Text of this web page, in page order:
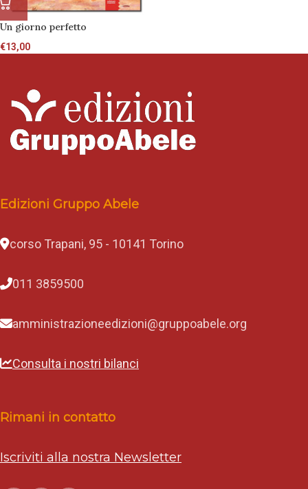
Un giorno perfetto
€13,00
Edizioni Gruppo Abele
corso Trapani, 95 - 10141 Torino
011 3859500
amministrazioneedizioni@gruppoabele.org
Consulta i nostri bilanci
Rimani in contatto
Iscriviti alla nostra Newsletter